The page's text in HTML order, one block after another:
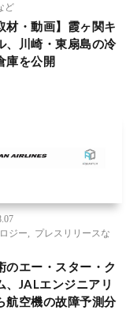
ど
材・動画】霞ヶ関キ
、川崎・東扇島の冷
庫を公開
ジー
プレスリリースな
のエー・スター・ク
、JALエンジニアリ
航空機の故障予測分